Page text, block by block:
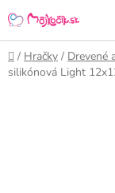
na
obsah
Domov
/ Hračky / Drevené
silikónová Light